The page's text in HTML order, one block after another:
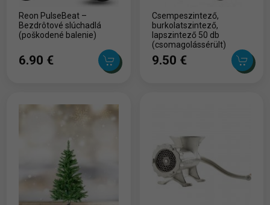
Reon PulseBeat –
Bezdrôtové slúchadlá
(poškodené balenie)
6.90 ‎€
Csempeszintező,
burkolatszintező,
lapszintező 50 db
(csomagolássérült)
9.50 ‎€